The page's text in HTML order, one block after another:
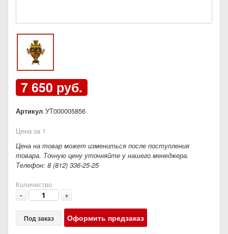
7 650 руб.
Артикул УТ000005856
Цена за 1
Цена на товар может измениться после поступления
товара. Точную цену уточняйте у нашего менеджера.
Телефон: 8 (812) 336-25-25
Количество
- +
Под заказ Оформить предзаказ